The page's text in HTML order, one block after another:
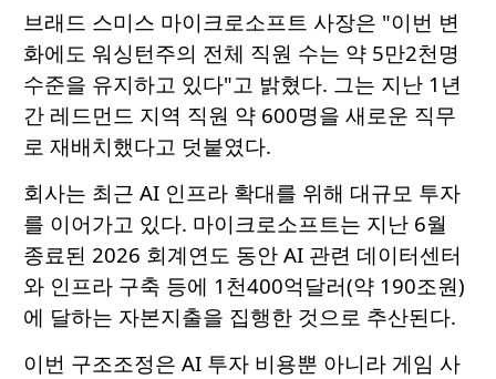
브래드 스미스 마이크로소프트 사장은 "이번 변
화에도 워싱턴주의 전체 직원 수는 약 5만2천명
수준을 유지하고 있다"고 밝혔다. 그는 지난 1년
간 레드먼드 지역 직원 약 600명을 새로운 직무
로 재배치했다고 덧붙였다.
회사는 최근 AI 인프라 확대를 위해 대규모 투자
를 이어가고 있다. 마이크로소프트는 지난 6월
종료된 2026 회계연도 동안 AI 관련 데이터센터
와 인프라 구축 등에 1천400억달러(약 190조원)
에 달하는 자본지출을 집행한 것으로 추산된다.
이번 구조조정은 AI 투자 비용뿐 아니라 게임 사